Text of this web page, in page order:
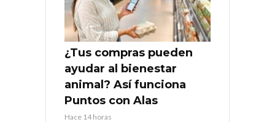
¿Tus compras pueden
ayudar al bienestar
animal? Así funciona
Puntos con Alas
Hace 14 horas